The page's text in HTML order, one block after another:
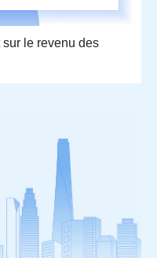
le revenu des